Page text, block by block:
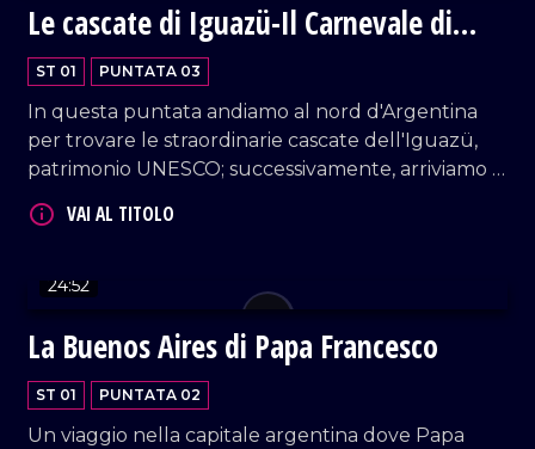
Le cascate di Iguazü-Il Carnevale di
Gualeguaychú
ST 01 PUNTATA 03
In questa puntata andiamo al nord d'Argentina
per trovare le straordinarie cascate dell'Iguazü,
patrimonio UNESCO; successivamente, arriviamo a
Gualeguaychú nella provincia di Entre Rios per
scoprire il piu' importante carnevale del paese.
24:52
La Buenos Aires di Papa Francesco
ST 01 PUNTATA 02
Un viaggio nella capitale argentina dove Papa